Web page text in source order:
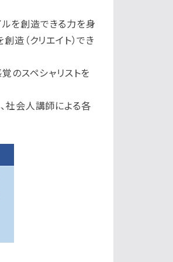
ルを創造できる力を身
（クリエイト）でき
のスペシャリストを
社会人講師による各